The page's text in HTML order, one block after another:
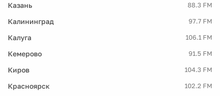
Казань 88.3 FM
Калининград 97.7 FM
Калуга 106.1 FM
Кемерово 91.5 FM
Киров 104.3 FM
Красноярск 102.2 FM